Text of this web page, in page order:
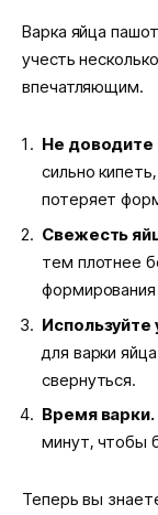
Варка яйца
учесть
впечатляющим.
Не доводите
сильно
потеряет
Свежесть
тем плотнее
Используйте
для варки
свернуться.
Время варки.
минут, чтобы
Теперь вы